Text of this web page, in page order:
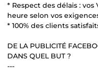
* Respect des délais :
heure selon vos
* 100% des clients
DE LA PUBLICITÉ
DANS QUEL BUT ?
---